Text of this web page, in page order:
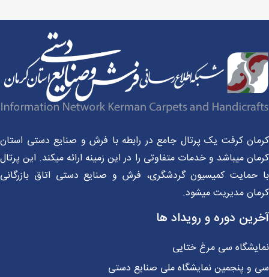
کرفت یک پرتال جامع در رابطه با فرش و صنایع دستی استان
میباشد و خدمات متفاوتی را در این زمینه ارائه میکند. این پرتال
حمایت کمیسیون گردشگری، فرش و صنایع دستی اتاق بازرگانی
مدیریت میشود.
دوره و رویداد ها
سی مرغ ختایی
و پنجمین نمایشگاه ملی صنایع دستی